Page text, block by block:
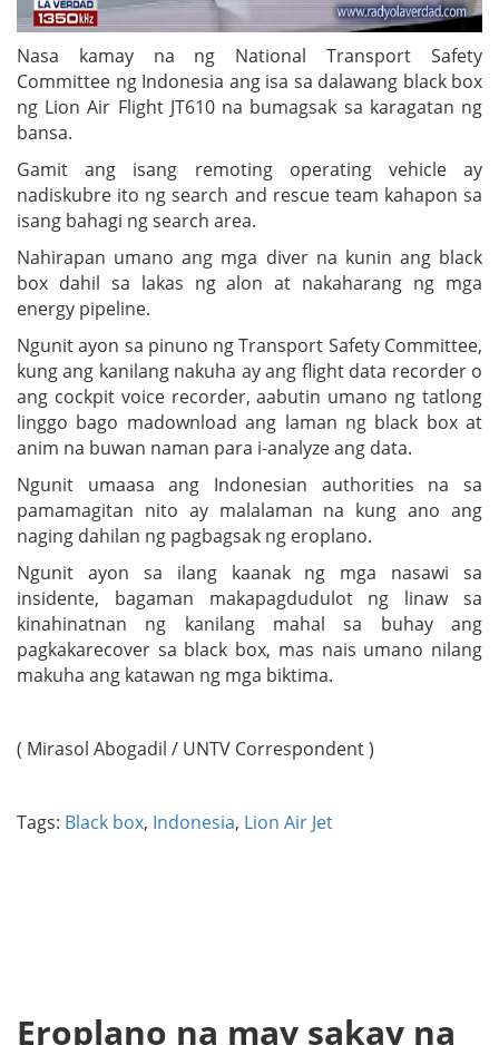
Nasa kamay na ng National Transport Safety
Committee ng Indonesia ang isa sa dalawang black box
ng Lion Air Flight JT610 na bumagsak sa karagatan ng
bansa.
Gamit ang isang remoting operating vehicle ay
nadiskubre ito ng search and rescue team kahapon sa
isang bahagi ng search area.
Nahirapan umano ang mga diver na kunin ang black
box dahil sa lakas ng alon at nakaharang ng mga
energy pipeline.
Ngunit ayon sa pinuno ng Transport Safety Committee,
kung ang kanilang nakuha ay ang flight data recorder o
ang cockpit voice recorder, aabutin umano ng tatlong
linggo bago madownload ang laman ng black box at
anim na buwan naman para i-analyze ang data.
Ngunit umaasa ang Indonesian authorities na sa
pamamagitan nito ay malalaman na kung ano ang
naging dahilan ng pagbagsak ng eroplano.
Ngunit ayon sa ilang kaanak ng mga nasawi sa
insidente, bagaman makapagdudulot ng linaw sa
kinahinatnan ng kanilang mahal sa buhay ang
pagkakarecover sa black box, mas nais umano nilang
makuha ang katawan ng mga biktima.
( Mirasol Abogadil / UNTV Correspondent )
Tags: Black box, Indonesia, Lion Air Jet
Eroplano na may sakay na